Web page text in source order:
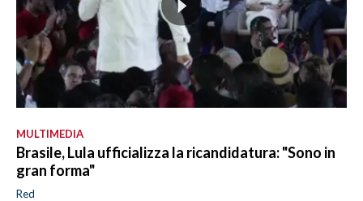
MULTIMEDIA
Brasile, Lula ufficializza la ricandidatura: "Sono in
gran forma"
Red